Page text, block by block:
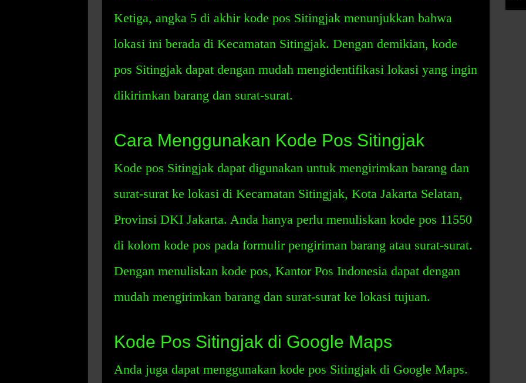
Ketiga, angka 5 di akhir kode pos Sitingjak menunjukkan bahwa
lokasi ini berada di Kecamatan Sitingjak. Dengan demikian, kode
pos Sitingjak dapat dengan mudah mengidentifikasi lokasi yang ingin
dikirimkan barang dan surat-surat.
Cara Menggunakan Kode Pos Sitingjak
Kode pos Sitingjak dapat digunakan untuk mengirimkan barang dan
surat-surat ke lokasi di Kecamatan Sitingjak, Kota Jakarta Selatan,
Provinsi DKI Jakarta. Anda hanya perlu menuliskan kode pos 11550
di kolom kode pos pada formulir pengiriman barang atau surat-surat.
Dengan menuliskan kode pos, Kantor Pos Indonesia dapat dengan
mudah mengirimkan barang dan surat-surat ke lokasi tujuan.
Kode Pos Sitingjak di Google Maps
Anda juga dapat menggunakan kode pos Sitingjak di Google Maps.